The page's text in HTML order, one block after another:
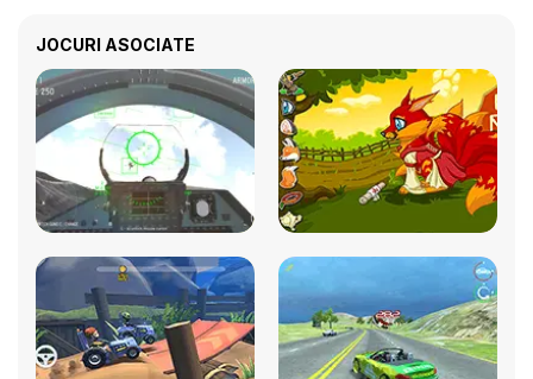
JOCURI ASOCIATE